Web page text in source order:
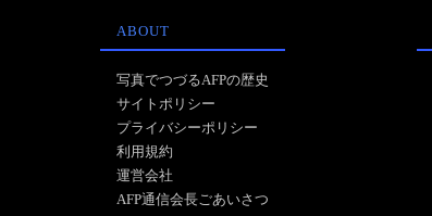
ABOUT
写真でつづるAFPの歴史
サイトポリシー
プライバシーポリシー
利用規約
運営会社
AFP通信会長ごあいさつ